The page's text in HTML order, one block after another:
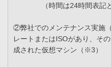
（時間は24時間表記と
②弊社でのメンテナンス実施
レートまたはISOがあり、そ
成された仮想マシン（※3）